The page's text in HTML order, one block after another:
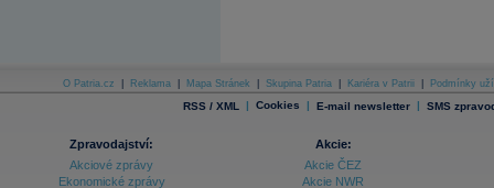
O Patria.cz Reklama Mapa Stránek Skupina Patria Kariéra v Patrii Podmínky
RSS / XML | Cookies | E-mail newsletter | SMS
Zpravodajství:
Akciové zprávy
Ekonomické zprávy
Akcie:
Akcie ČEZ
Akcie NWR